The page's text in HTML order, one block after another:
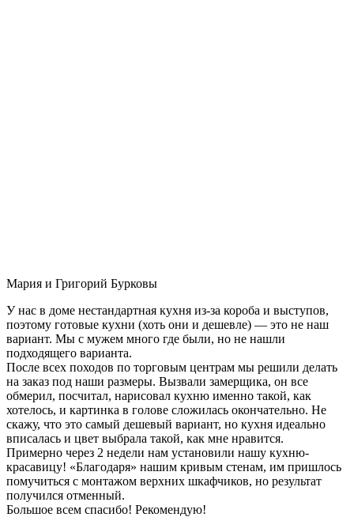
Мария и Григорий Бурковы
У нас в доме нестандартная кухня из-за короба и выступов,
поэтому готовые кухни (хоть они и дешевле) — это не наш
вариант. Мы с мужем много где были, но не нашли
подходящего варианта.
После всех походов по торговым центрам мы решили делать
на заказ под наши размеры. Вызвали замерщика, он все
обмерил, посчитал, нарисовал кухню именно такой, как
хотелось, и картинка в голове сложилась окончательно. Не
скажу, что это самый дешевый вариант, но кухня идеально
вписалась и цвет выбрала такой, как мне нравится.
Примерно через 2 недели нам установили нашу кухню-
красавицу! «Благодаря» нашим кривым стенам, им пришлось
помучиться с монтажом верхних шкафчиков, но результат
получился отменный.
Большое всем спасибо! Рекомендую!